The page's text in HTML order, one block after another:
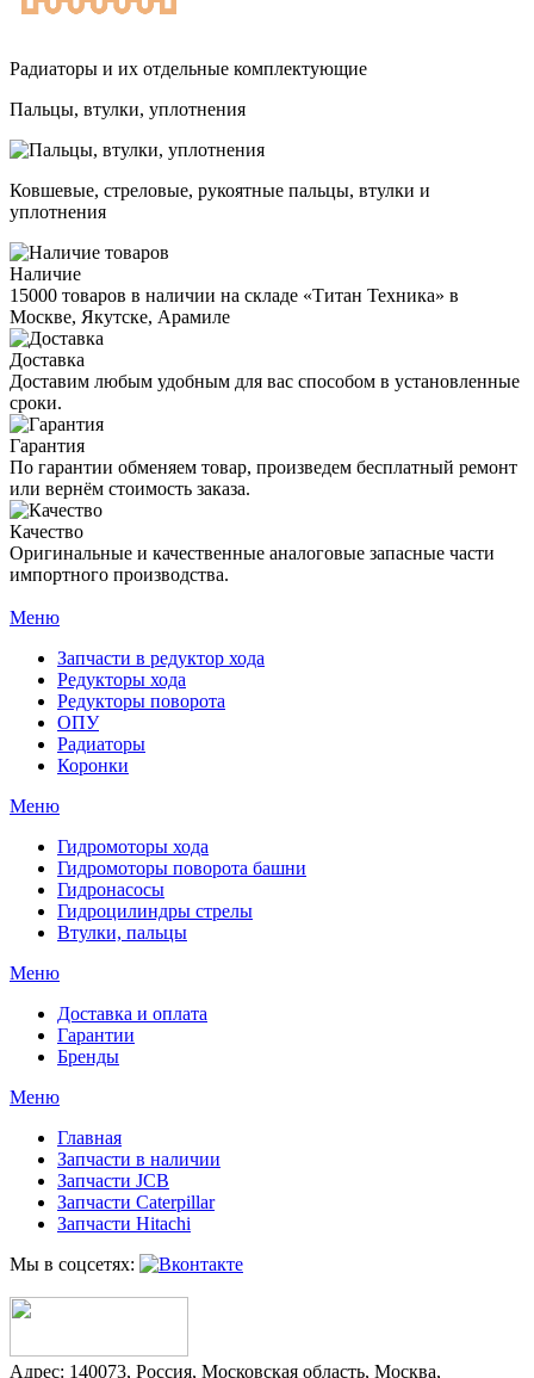
Радиаторы и их отдельные комплектующие
Пальцы, втулки, уплотнения
Ковшевые, стреловые, рукоятные пальцы, втулки и
уплотнения
Наличие
15000 товаров в наличии на складе «Титан Техника» в
Москве, Якутске, Арамиле
Доставка
Доставим любым удобным для вас способом в установленные
сроки.
Гарантия
По гарантии обменяем товар, произведем бесплатный ремонт
или вернём стоимость заказа.
Качество
Оригинальные и качественные аналоговые запасные части
импортного производства.
Меню
Запчасти в редуктор хода
Редукторы хода
Редукторы поворота
ОПУ
Радиаторы
Коронки
Меню
Гидромоторы хода
Гидромоторы поворота башни
Гидронасосы
Гидроцилиндры стрелы
Втулки, пальцы
Меню
Доставка и оплата
Гарантии
Бренды
Меню
Главная
Запчасти в наличии
Запчасти JCB
Запчасти Caterpillar
Запчасти Hitachi
Мы в соцсетях:
Адрес: 140073, Россия, Московская область, Москва,